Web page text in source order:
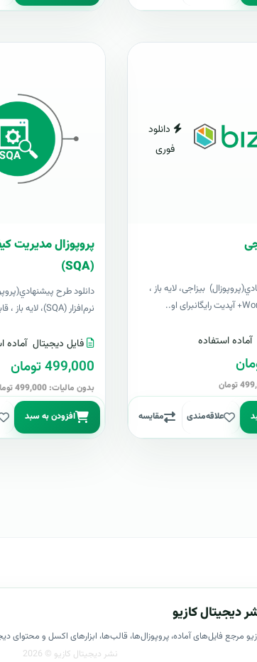
دانلود
فوری
بیزاجی، لایه باز ،
آماده استفاده
علاقه‌مندی مقایسه
پروپوزال مدیریت
(SQA)
دانلود طرح
نرم‌افزار (SQA)، لایه باز ، قابل ویرایش در Wor..
فایل دیجیتال آماده
499,000 تومان
بدون مالیات: 499,000 تومان
افزودن به سبد
دیجیتال کازیو
مرجع فایل‌های آماده، پروپوزال‌ها، قالب‌ها، ابزارهای اکسل و